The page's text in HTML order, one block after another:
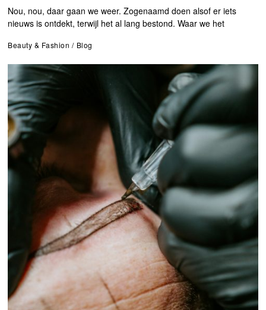
Nou, nou, daar gaan we weer. Zogenaamd doen alsof er iets
nieuws is ontdekt, terwijl het al lang bestond. Waar we het
Beauty & Fashion / Blog